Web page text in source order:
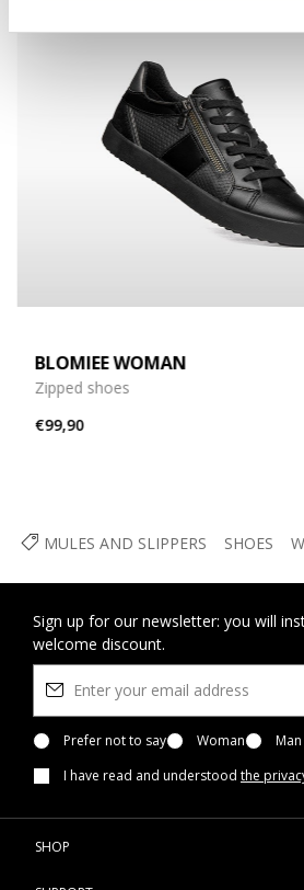
MULES AND SLIPPERS SHOES
BLOMIEE WOMAN
Zipped shoes
€99,90
Sign up for our newsletter: you will
welcome discount.
Prefer not to say Woman
Man
I have read and understood the
SHOP